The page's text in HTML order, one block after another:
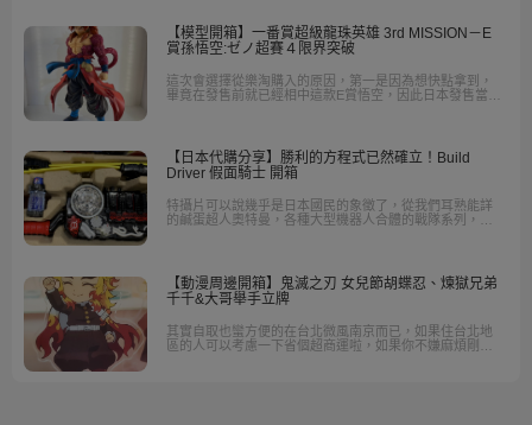
【模型開箱】一番賞超級龍珠英雄 3rd MISSION－E
賞孫悟空:ゼノ超賽４限界突破
這次會選擇從樂淘購入的原因，第一是因為想快點拿到，
畢竟在發售前就已經相中這款E賞悟空，因此日本發售當天
【日本代購分享】勝利的方程式已然確立！Build
Driver 假面騎士 開箱
特攝片可以說幾乎是日本國民的象徵了，從我們耳熟能詳
的鹹蛋超人奧特曼，各種大型機器人合體的戰隊系列，到
雄配戴同樣的裝備，一起行俠仗義
【動漫周邊開箱】鬼滅之刃 女兒節胡蝶忍、煉獄兄弟
千千&大哥舉手立牌
其實自取也蠻方便的在台北微風南京而已，如果住台北地
區的人可以考慮一下省個超商運啦，如果你不嫌麻煩剛好